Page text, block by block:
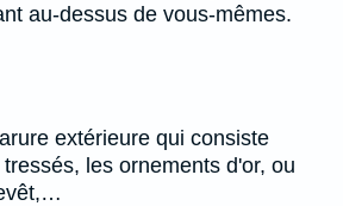
au-dessus de vous-mêmes.
extérieure qui consiste
les ornements d'or, ou